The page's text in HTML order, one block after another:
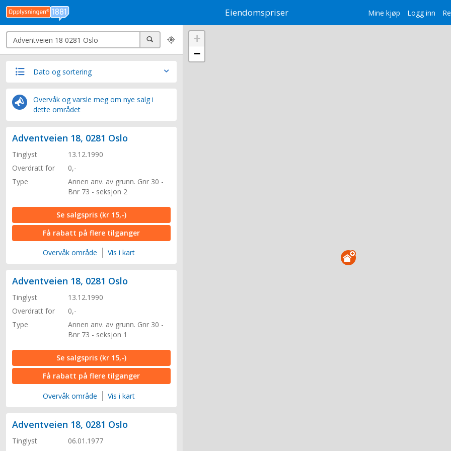
Mine kjøp Logg inn
Eiendomspriser
Søk
Dato og sortering
Overvåk og varsle meg om nye salg i
dette området
Adventveien 18, 0281 Oslo
Tinglyst
13.12.1990
Overdratt for
0,-
Type
Annen anv. av grunn. Gnr 30 -
Bnr 73 - seksjon 2
Se salgspris (kr 15,-)
Få rabatt på flere tilganger
Overvåk område Vis i kart
Adventveien 18, 0281 Oslo
Tinglyst
13.12.1990
Overdratt for
0,-
Type
Annen anv. av grunn. Gnr 30 -
Bnr 73 - seksjon 1
Se salgspris (kr 15,-)
Få rabatt på flere tilganger
Overvåk område Vis i kart
Adventveien 18, 0281 Oslo
Tinglyst
06.01.1977
+
−